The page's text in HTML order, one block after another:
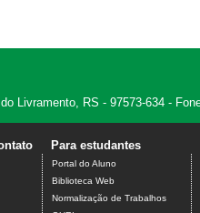
Livramento, RS - 97573-634 -
Para estudantes
Portal do Aluno
Biblioteca Web
Normalização de Trabalhos